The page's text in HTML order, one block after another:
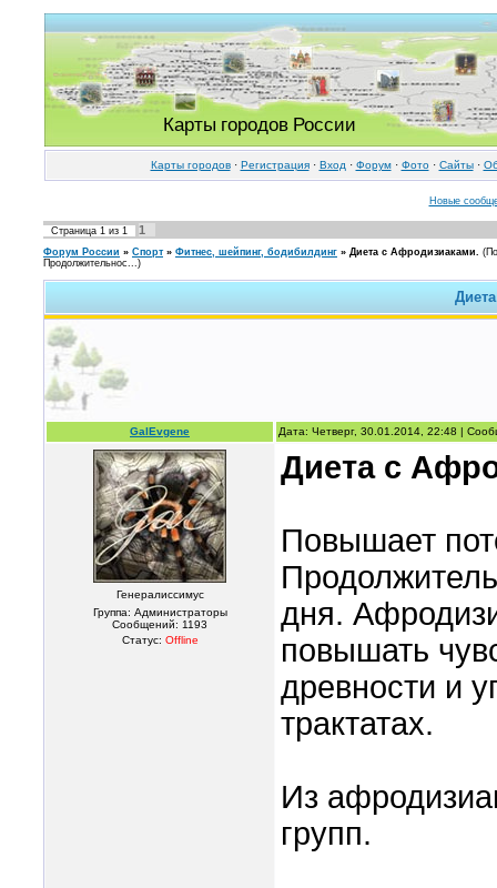
Карты городов России
Карты городов· Регистрация· Вход · Форум· Фото· Cайты·
Новые
Страница 1 из 1 1
Форум России » Спорт » Фитнес, шейпинг, бодибилдинг » Диета с Афродизиаками.
Продолжительнос...)
GalEvgene Дата: Четверг, 30.01.2014, 22:48 |
Генералиссимус
Группа: Администраторы
Сообщений: 1193
Статус: Offline
Диета с
Повышает
дня.
повышать
древности и
трактатах.
Из
групп.